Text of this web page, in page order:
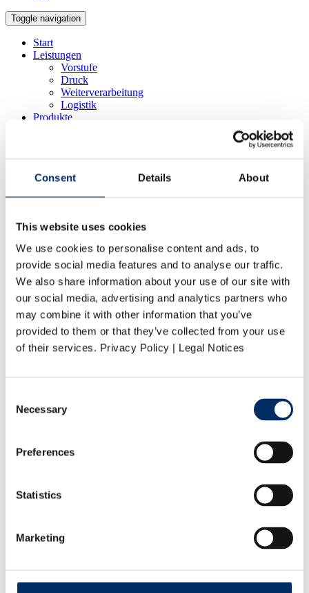
Consent Details About
This website uses cookies
We use cookies to personalise content and ads, to
provide social media features and to analyse our traffic.
We also share information about your use of our site with
our social media, advertising and analytics partners who
may combine it with other information that you’ve
provided to them or that they’ve collected from your use
of their services. Privacy Policy | Legal Notices
Selection
Necessary
Preferences
Statistics
Marketing
Toggle navigation
Start
Leistungen
Vorstufe
Druck
Weiterverarbeitung
Logistik
Produkte
Nachhaltige Produktion
Vogel Druck als Arbeitgeber
Stellenangebote
Bewerbungsprozess
Ausbildung bei Vogel Druck
Praktika
Abschlussarbeiten
Unternehmen
Profil
Management
Qualität
Aktuelles
Druckdaten
Kontakt